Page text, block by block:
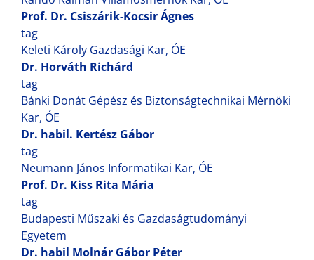
Prof. Dr. Csiszárik-Kocsir Ágnes
tag
Keleti Károly Gazdasági Kar, ÓE
Dr. Horváth Richárd
tag
Bánki Donát Gépész és Biztonságtechnikai Mérnöki
Kar, ÓE
Dr. habil. Kertész Gábor
tag
Neumann János Informatikai Kar, ÓE
Prof. Dr. Kiss Rita Mária
tag
Budapesti Műszaki és Gazdaságtudományi
Egyetem
Dr. habil Molnár Gábor Péter